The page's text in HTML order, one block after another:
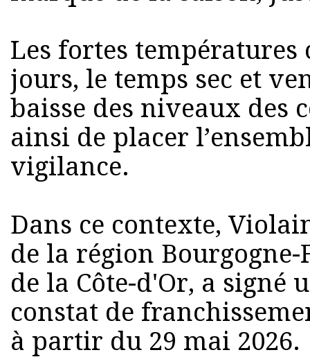
Les fortes températures
jours, le temps sec et
baisse des niveaux des
ainsi de placer
vigilance.
Dans ce contexte,
de la région
de la Côte-d'Or, a signé
constat de
à partir du 29 mai 2026.